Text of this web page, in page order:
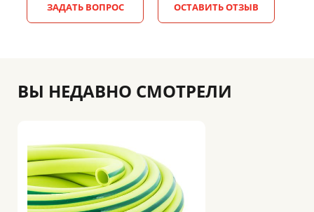
ЗАДАТЬ ВОПРОС ОСТАВИТЬ ОТЗЫВ
ВЫ НЕДАВНО СМОТРЕЛИ